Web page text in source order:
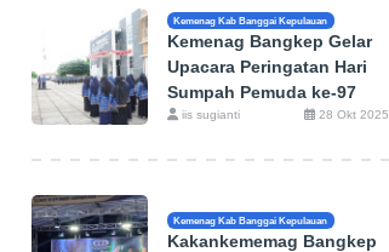
Kemenag Kab Banggai Kepulauan
Kemenag Bangkep Gelar
Upacara Peringatan Hari
Sumpah Pemuda ke-97
iis sugianti 28 Okt 2025
Kemenag Kab Banggai Kepulauan
Kakankememag Bangkep